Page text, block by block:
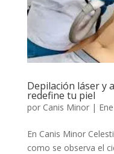
Depilación láser y
redefine tu piel
por Canis Minor|
En Canis Minor
como se observa el